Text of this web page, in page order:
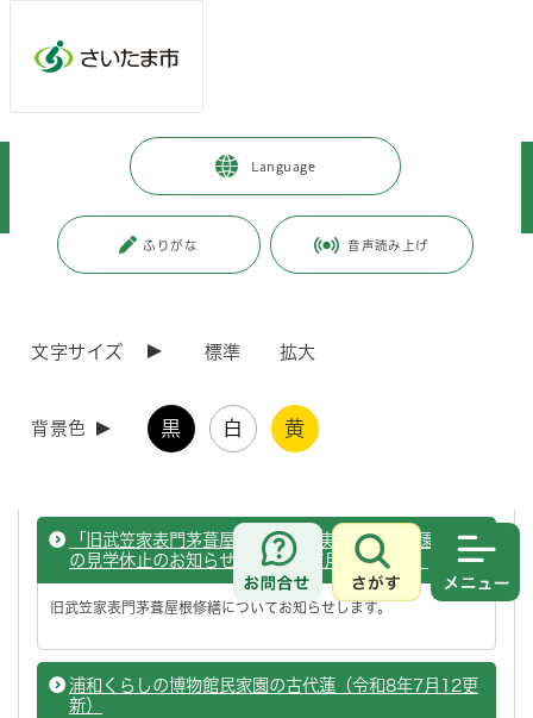
Language
ふりがな 音声読み上げ
文字サイズ 標準 拡大
背景色 黒 白 黄
お問合せ
さがす
観光・スポーツ・文化 > 文化・芸術
> 浦和くらしの博物館民家園
ページ番号：J002577
浦和くらしの博物館民家園（令和8年9月）の講座・催し
「旧武笠家表門茅葺屋根修繕」の実施時期及び園内一部
の見学休止のお知らせ（令和8年7月15日更新）
旧武笠家表門茅葺屋根修繕についてお知らせします。
浦和くらしの博物館民家園の古代蓮（令和8年7月12更
新）